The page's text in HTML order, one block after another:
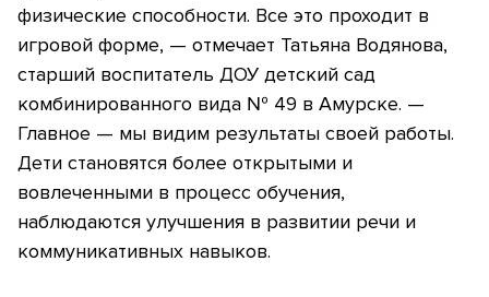
физические способности. Все это проходит в
игровой форме, — отмечает Татьяна Водянова,
старший воспитатель ДОУ детский сад
комбинированного вида № 49 в Амурске. —
Главное — мы видим результаты своей работы.
Дети становятся более открытыми и
вовлеченными в процесс обучения,
наблюдаются улучшения в развитии речи и
коммуникативных навыков.